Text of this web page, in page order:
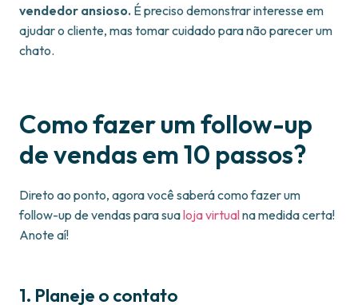
vendedor ansioso. É preciso demonstrar interesse em
ajudar o cliente, mas tomar cuidado para não parecer um
chato.
Como fazer um follow-up
de vendas em 10 passos?
Direto ao ponto, agora você saberá como fazer um
follow-up de vendas para sualoja virtualna medida certa!
Anote aí!
1. Planeje o contato